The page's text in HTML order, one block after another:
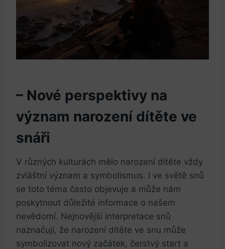
– Nové perspektivy na
význam narození dítěte ve
snáři
V různých kulturách mělo narození‌ dítěte vždy
‍zvláštní význam a symbolismus. I ve světě ​snů
se ‍toto téma často objevuje a může nám
poskytnout důležité informace‌ o našem
nevědomí. Nejnovější interpretace snů
naznačují, že narození dítěte ve snu může
symbolizovat nový začátek, čerstvý ‍start a